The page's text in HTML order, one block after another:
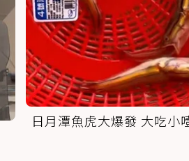
日月潭魚虎大爆發 大吃小